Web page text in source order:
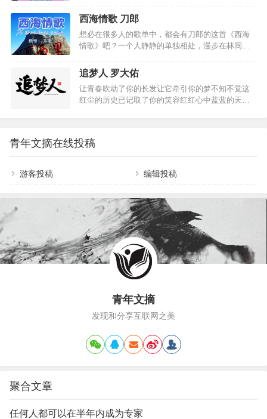
娱乐之歌，这首歌正好迎合了当时的社会环境，诗
人在歌曲里吹响了时代嘹亮的号角。他站出来，提
至今日，我们依然能从作品里感受到属于那个年代
而又…
您微笑的赞许，感觉您就在天堂注视我的目光。每
一次，想您，我都会用歌声传达，您说，喜欢我唱
歌的模样，喜欢我歌声中对爱的回肠，亲爱的额
吉！当我想您，我就会在梦中寻觅您的身影，那遥
远的天堂，只有在梦中才会向我靠近，让我走向您
的身旁。我想，依靠在您的怀抱，不要走开，让我
语，曾经在我们家回荡，让…
西海情歌 刀郎
想必在很多人的歌单中，都会有刀郎的这首《西海
情歌》吧？一个人静静的单独相处，漫步在林间小
时，想必很多人都会被歌词中的凄婉缠绵给打动，
不知不觉就泪水打湿了双眸吧？很多人都感叹刀郎
为何能写出这样忧伤的歌曲？却不知原来这首歌的
背后有个让人心碎的故事。在《西海情歌》中，主
成南归的候鸟飞不见？观众每每听到这样发自灵魂
质问，痛苦哀婉的歌词，眼泪都忍不住落下。而这
首歌曲的背后，更…
追梦人 罗大佑
让青春吹动了你的长发让它牵引你的梦不知不觉这
红尘的历史已记取了你的笑容红红心中蓝蓝的天是
安排冰雪不语寒夜的你那难隐藏的光彩看我看一眼
吧 莫让红颜守空枕青春无悔不死永远的爱人让流浪
的足迹在荒漠里写下永久的回忆飘来飘去的笔迹是
深藏激情的你的心语前尘后世轮回中 谁在声音里徘
多首堪称经典的歌…
青年文摘在线投稿
游客投稿 编辑投稿
青年文摘
发现和分享互联网之美
聚合文章
任何人都可以在半年内成为专家